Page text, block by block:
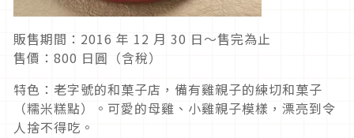
販售期間：2016 年 12 月 30 日～售完為止
售價：800 日圓（含稅）
特色：老字號的和菓子店，備有雞親子的練切和菓子
（糯米糕點）。可愛的母雞、小雞親子模樣，漂亮到令
人捨不得吃。